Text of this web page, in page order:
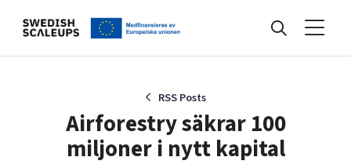
Events
RSS Posts
Airforestry säkrar 100
miljoner i nytt kapital